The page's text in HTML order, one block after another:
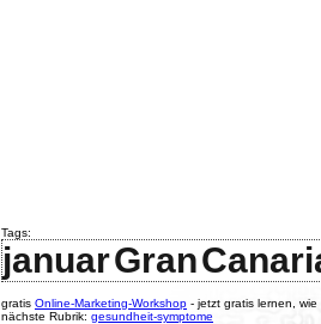
Tags:
januarGran
gratis Online-Marketing-Workshop - jetzt gratis lernen,
nächste Rubrik: gesundheit-symptome